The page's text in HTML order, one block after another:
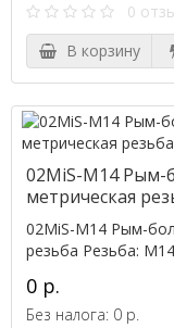
0
В корзину
02MiS-M14 Рым-
метрическая
02MiS-M14 Рым-
резьба Резьба:
0 р.
Без налога: 0 р.